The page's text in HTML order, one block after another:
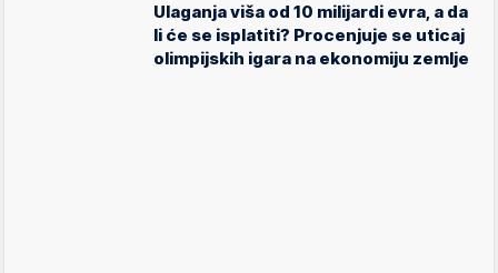
Ulaganja viša od 10 milijardi evra, a da
li će se isplatiti? Procenjuje se uticaj
olimpijskih igara na ekonomiju zemlje